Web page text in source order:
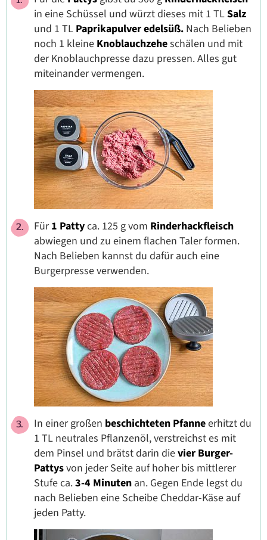
in eine Schüssel und würzt dieses mit 1 TLSalz
und 1 TL Paprikapulver edelsüß. Nach Belieben
noch 1 kleine Knoblauchzeheschälen und mit
der Knoblauchpresse dazu pressen. Alles gut
miteinander vermengen.
Für1 Pattyca. 125 g vom Rinderhackfleisch
abwiegen und zu einem flachen Taler formen.
Nach Belieben kannst du dafür auch eine
Burgerpresse verwenden.
In einer großen beschichteten Pfanneerhitzt du
1 TL neutrales Pflanzenöl, verstreichst es mit
dem Pinsel und brätst darin dievier Burger-
Pattysvon jeder Seite auf hoher bis mittlerer
Stufe ca.3-4 Minuten an. Gegen Ende legst du
nach Belieben eine Scheibe Cheddar-Käse auf
jeden Patty.